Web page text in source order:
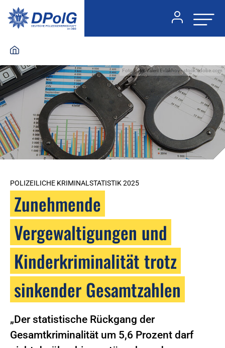
Foto:Foto: Valerii Evlakhov - stock.adobe.com
POLIZEILICHE KRIMINALSTATISTIK 2025
Zunehmende
Vergewaltigungen und
Kinderkriminalität trotz
sinkender Gesamtzahlen
„Der statistische Rückgang der
Gesamtkriminalität um 5,6 Prozent darf